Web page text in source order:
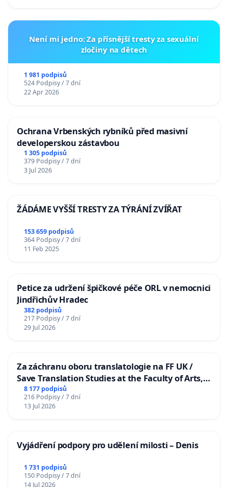
Není mi jedno: Za přísnější tresty za sexuální
zločiny na dětech
1 981 podpisů
524 Podpisy / 7 dní
22 Apr 2026
Ochrana Vrbenských rybníků před masivní
developerskou zástavbou
1 305 podpisů
379 Podpisy / 7 dní
3 Jul 2026
ŽÁDÁME VYŠŠÍ TRESTY ZA TÝRÁNÍ ZVÍŘAT
153 659 podpisů
364 Podpisy / 7 dní
11 Feb 2025
Petice za udržení špičkové péče ORL v nemocnici
Jindřichův Hradec
382 podpisů
217 Podpisy / 7 dní
29 Jul 2026
Za záchranu oboru translatologie na FF UK /
Save Translation Studies at the Faculty of Arts,
Charles University
8 177 podpisů
216 Podpisy / 7 dní
13 Jul 2026
Vyjádření podpory pro udělení milosti – Denis
1 731 podpisů
150 Podpisy / 7 dní
14 Jul 2026